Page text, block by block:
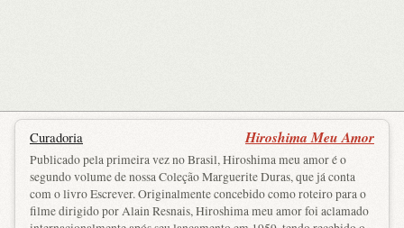
Curadoria Hiroshima Meu Amor
Publicado pela primeira vez no Brasil, Hiroshima meu amor é o
segundo volume de nossa Coleção Marguerite Duras, que já conta
com o livro Escrever. Originalmente concebido como roteiro para o
filme dirigido por Alain Resnais, Hiroshima meu amor foi aclamado